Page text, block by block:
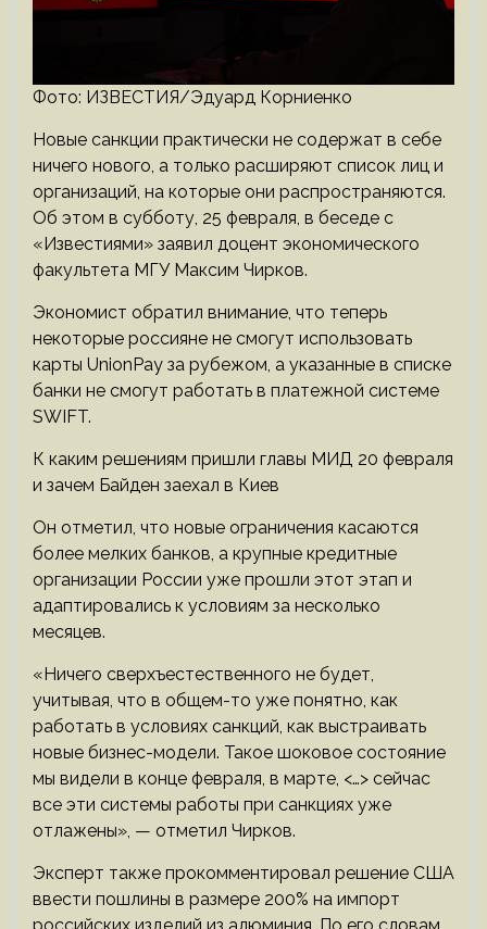
Фото: ИЗВЕСТИЯ/Эдуард Корниенко
Новые санкции практически не содержат в себе
ничего нового, а только расширяют список лиц и
организаций, на которые они распространяются.
Об этом в субботу, 25 февраля, в беседе с
«Известиями» заявил доцент экономического
факультета МГУ Максим Чирков.
Экономист обратил внимание, что теперь
некоторые россияне не смогут использовать
карты UnionPay за рубежом, а указанные в списке
банки не смогут работать в платежной системе
SWIFT.
К каким решениям пришли главы МИД 20 февраля
и зачем Байден заехал в Киев
Он отметил, что новые ограничения касаются
более мелких банков, а крупные кредитные
организации России уже прошли этот этап и
адаптировались к условиям за несколько
месяцев.
«Ничего сверхъестественного не будет,
учитывая, что в общем-то уже понятно, как
работать в условиях санкций, как выстраивать
новые бизнес-модели. Такое шоковое состояние
мы видели в конце февраля, в марте, <…> сейчас
все эти системы работы при санкциях уже
отлажены», — отметил Чирков.
Эксперт также прокомментировал решение США
ввести пошлины в размере 200% на импорт
российских изделий из алюминия. По его словам,